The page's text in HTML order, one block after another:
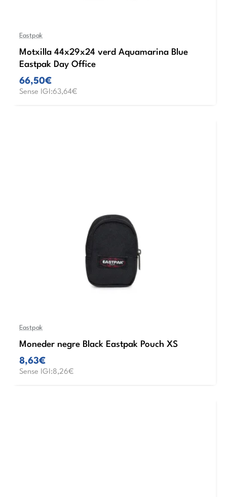
Eastpak
Motxilla 44x29x24 verd Aquamarina Blue
Eastpak Day Office
66,50€
Sense IGI:63,64€
Eastpak
Moneder negre Black Eastpak Pouch XS
8,63€
Sense IGI:8,26€